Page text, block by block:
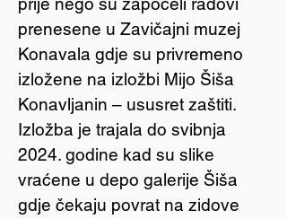
prenesene u Zavičajni muzej
Konavala gdje su privremeno
izložene na izložbi Mijo Šiša
Konavljanin – ususret zaštiti.
Izložba je trajala do svibnja
2024. godine kad su slike
vraćene u depo galerije Šiša
gdje čekaju povrat na zidove